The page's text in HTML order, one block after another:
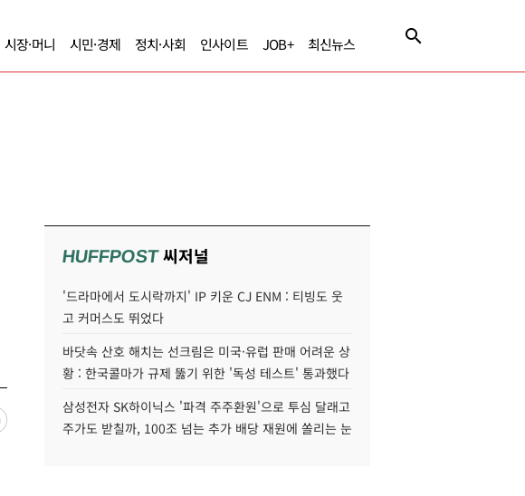
시장·머니 시민·경제 정치·사회 인사이트 JOB+ 최신뉴스
HUFFPOST씨저널
'드라마에서 도시락까지' IP 키운 CJ ENM : 티빙도 웃
고 커머스도 뛰었다
바닷속 산호 해치는 선크림은 미국·유럽 판매 어려운 상
황 : 한국콜마가 규제 뚫기 위한 '독성 테스트' 통과했다
삼성전자 SK하이닉스 '파격 주주환원'으로 투심 달래고
주가도 받칠까, 100조 넘는 추가 배당 재원에 쏠리는 눈